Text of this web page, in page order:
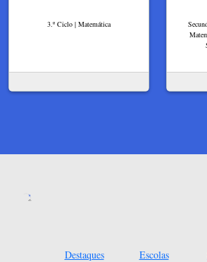
3.º Ciclo | Matemática
Destaques Escolas